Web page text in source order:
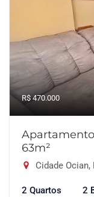
R$ 470.000
63m²
Cidade Ocian,
2 Quartos 2